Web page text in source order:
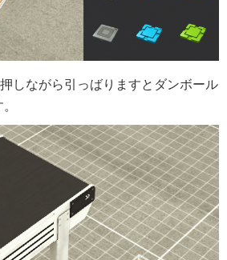
しながら引っばりますとダンボール